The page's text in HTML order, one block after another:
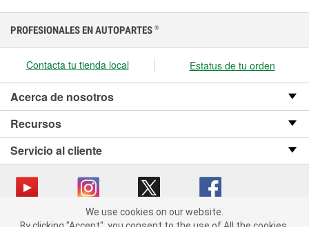
We use cookies on our website. By clicking "Accept", you consent
PROFESIONALES EN AUTOPARTES ®
Contacta tu tienda local Estatus de tu orden
Acerca de nosotros
Recursos
Servicio al cliente
Copyright © 2008-2026 O’Reilly Auto Parts v OST_3.2.0.0.729 (3) cv1361
We use cookies on our website.